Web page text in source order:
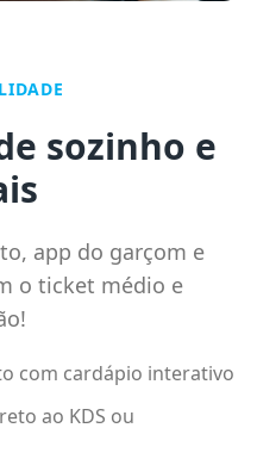
sozinho e
app do garçom e
o ticket médio e
com cardápio interativo
ao KDS ou